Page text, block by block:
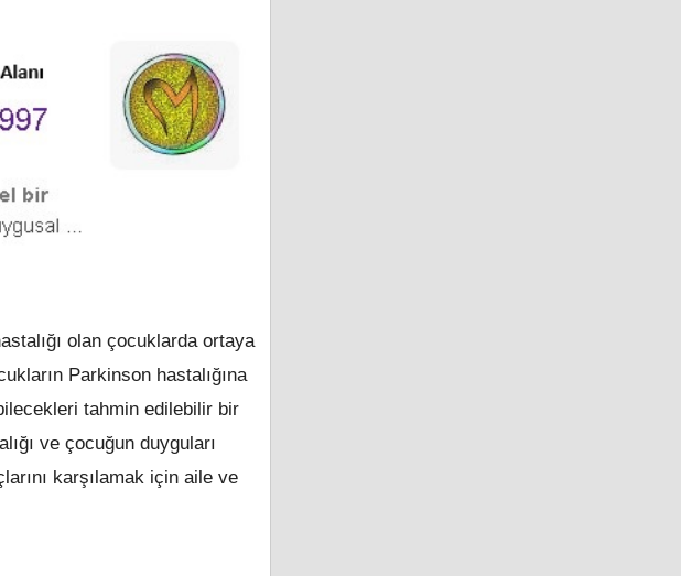
olan çocuklarda ortaya
Parkinson hastalığına
tahmin edilebilir bir
ve çocuğun duyguları
karşılamak için aile ve